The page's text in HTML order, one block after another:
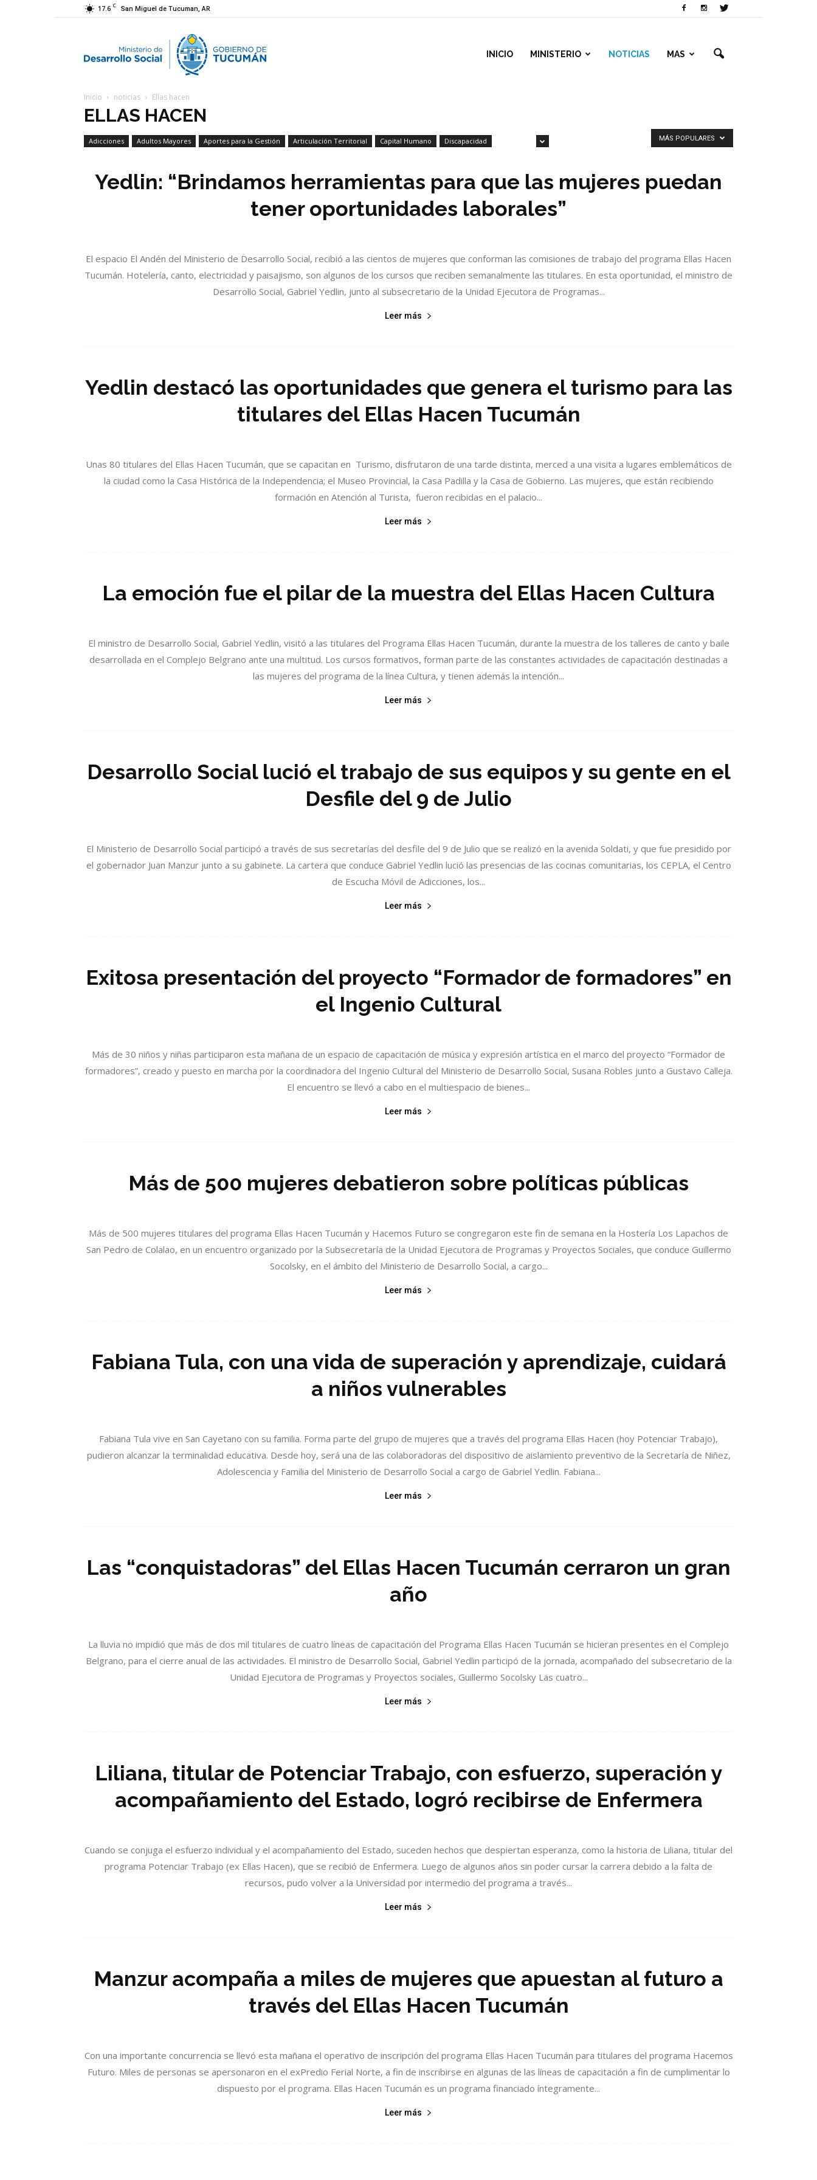
17.6 C San Miguel de Tucuman, AR
Ministerio
Desarrollo
INICIO MINISTERIO NOTICIAS MAS
Inicio noticias Ellas hacen
ELLAS HACEN
Adicciones Adultos Mayores Aportes para la Gestión Articulación Territorial Capital Humano
Discapacidad
MÁS POPULARES
Yedlin: “Brindamos herramientas para que las mujeres puedan
tener oportunidades laborales”
El espacio El Andén del Ministerio de Desarrollo Social, recibió a las cientos de mujeres que conforman las comisiones de trabajo del programa Ellas Hacen
Tucumán. Hotelería, canto, electricidad y paisajismo, son algunos de los cursos que reciben semanalmente las titulares. En esta oportunidad, el ministro de
Desarrollo Social, Gabriel Yedlin, junto al subsecretario de la Unidad Ejecutora de Programas...
Leer más
Yedlin destacó las oportunidades que genera el turismo para las
titulares del Ellas Hacen Tucumán
Unas 80 titulares del Ellas Hacen Tucumán, que se capacitan en Turismo, disfrutaron de una tarde distinta, merced a una visita a lugares emblemáticos de
la ciudad como la Casa Histórica de la Independencia; el Museo Provincial, la Casa Padilla y la Casa de Gobierno. Las mujeres, que están recibiendo
formación en Atención al Turista, fueron recibidas en el palacio...
Leer más
La emoción fue el pilar de la muestra del Ellas Hacen Cultura
El ministro de Desarrollo Social, Gabriel Yedlin, visitó a las titulares del Programa Ellas Hacen Tucumán, durante la muestra de los talleres de canto y baile
desarrollada en el Complejo Belgrano ante una multitud. Los cursos formativos, forman parte de las constantes actividades de capacitación destinadas a
las mujeres del programa de la línea Cultura, y tienen además la intención...
Leer más
Desarrollo Social lució el trabajo de sus equipos y su gente en el
Desfile del 9 de Julio
El Ministerio de Desarrollo Social participó a través de sus secretarías del desfile del 9 de Julio que se realizó en la avenida Soldati, y que fue presidido por
el gobernador Juan Manzur junto a su gabinete. La cartera que conduce Gabriel Yedlin lució las presencias de las cocinas comunitarias, los CEPLA, el Centro
de Escucha Móvil de Adicciones, los...
Leer más
Exitosa presentación del proyecto “Formador de formadores” en
el Ingenio Cultural
Más de 30 niños y niñas participaron esta mañana de un espacio de capacitación de música y expresión artística en el marco del proyecto “Formador de
formadores”, creado y puesto en marcha por la coordinadora del Ingenio Cultural del Ministerio de Desarrollo Social, Susana Robles junto a Gustavo Calleja.
El encuentro se llevó a cabo en el multiespacio de bienes...
Leer más
Más de 500 mujeres debatieron sobre políticas públicas
Más de 500 mujeres titulares del programa Ellas Hacen Tucumán y Hacemos Futuro se congregaron este fin de semana en la Hostería Los Lapachos de
San Pedro de Colalao, en un encuentro organizado por la Subsecretaría de la Unidad Ejecutora de Programas y Proyectos Sociales, que conduce Guillermo
Socolsky, en el ámbito del Ministerio de Desarrollo Social, a cargo...
Leer más
Fabiana Tula, con una vida de superación y aprendizaje, cuidará
a niños vulnerables
Fabiana Tula vive en San Cayetano con su familia. Forma parte del grupo de mujeres que a través del programa Ellas Hacen (hoy Potenciar Trabajo),
pudieron alcanzar la terminalidad educativa. Desde hoy, será una de las colaboradoras del dispositivo de aislamiento preventivo de la Secretaría de Niñez,
Adolescencia y Familia del Ministerio de Desarrollo Social a cargo de Gabriel Yedlin. Fabiana...
Leer más
Las “conquistadoras” del Ellas Hacen Tucumán cerraron un gran
año
La lluvia no impidió que más de dos mil titulares de cuatro líneas de capacitación del Programa Ellas Hacen Tucumán se hicieran presentes en el Complejo
Belgrano, para el cierre anual de las actividades. El ministro de Desarrollo Social, Gabriel Yedlin participó de la jornada, acompañado del subsecretario de la
Unidad Ejecutora de Programas y Proyectos sociales, Guillermo Socolsky Las cuatro...
Leer más
Liliana, titular de Potenciar Trabajo, con esfuerzo, superación y
acompañamiento del Estado, logró recibirse de Enfermera
Cuando se conjuga el esfuerzo individual y el acompañamiento del Estado, suceden hechos que despiertan esperanza, como la historia de Liliana, titular del
programa Potenciar Trabajo (ex Ellas Hacen), que se recibió de Enfermera. Luego de algunos años sin poder cursar la carrera debido a la falta de
recursos, pudo volver a la Universidad por intermedio del programa a través...
Leer más
Manzur acompaña a miles de mujeres que apuestan al futuro a
través del Ellas Hacen Tucumán
Con una importante concurrencia se llevó esta mañana el operativo de inscripción del programa Ellas Hacen Tucumán para titulares del programa Hacemos
Futuro. Miles de personas se apersonaron en el exPredio Ferial Norte, a fin de inscribirse en algunas de las líneas de capacitación a fin de cumplimentar lo
dispuesto por el programa. Ellas Hacen Tucumán es un programa financiado íntegramente...
Leer más